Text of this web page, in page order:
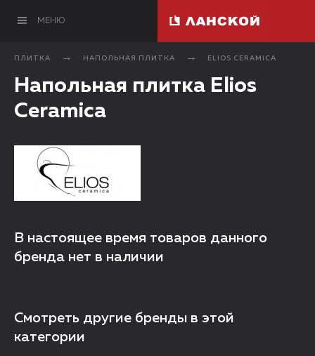
МЕНЮ
ПЛИТКА НАПОЛЬНАЯ ПЛИТКА ELIOS CERAMICA
Напольная плитка Elios
Ceramica
В настоящее время товаров данного
бренда нет в наличии
Смотреть другие бренды в этой
категории